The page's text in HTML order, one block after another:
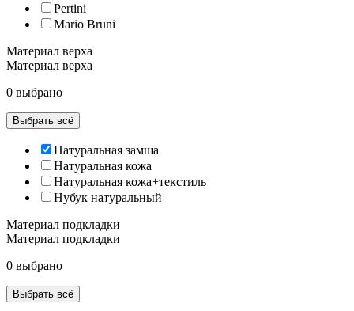
Pertini
Mario Bruni
Материал верха
Материал верха
0 выбрано
Выбрать всё
Натуральная замша
Натуральная кожа
Натуральная кожа+текстиль
Нубук натуральный
Материал подкладки
Материал подкладки
0 выбрано
Выбрать всё